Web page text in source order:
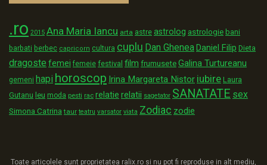
.ro 2015 Ana Maria Iancu arta astre astrolog astrologie bani
barbati berbec capricorn cultura cuplu Dan GheneaDaniel Filip Dieta
dragoste femei femeie festival film frumusete Galina Turtureanu
gemeni hapi horoscop Irina Margareta Nistor iubire Laura
Gutanu leu moda pesti rac relatie relatii sagetator SANATATE sex
Simona Catrina taur teatru varsator viata Zodiac zodie
Toate articolele sunt proprietatea ralix.ro si nu pot fi reproduse in alt mediu,